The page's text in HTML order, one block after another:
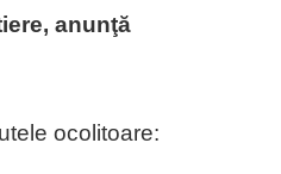
anunţă
ocolitoare: